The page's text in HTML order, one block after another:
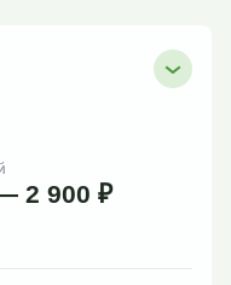
2 900 ₽